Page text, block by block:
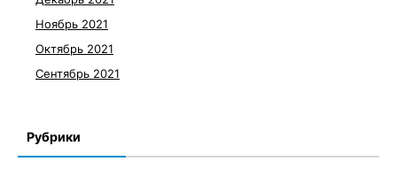
Ноябрь 2021
Октябрь 2021
Сентябрь 2021
Рубрики